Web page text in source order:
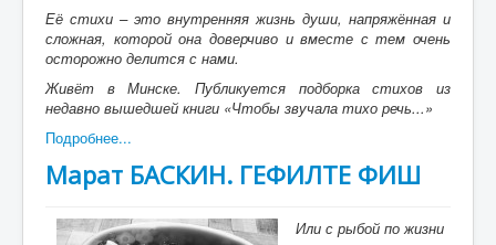
Её стихи – это внутренняя жизнь души, напряжённая и
сложная, которой она доверчиво и вместе с тем очень
осторожно делится с нами.
Живёт в Минске. Публикуется подборка стихов из
недавно вышедшей книги «Чтобы звучала тихо речь...»
Подробнее...
Марат БАСКИН. ГЕФИЛТЕ ФИШ
Или с рыбой по жизни